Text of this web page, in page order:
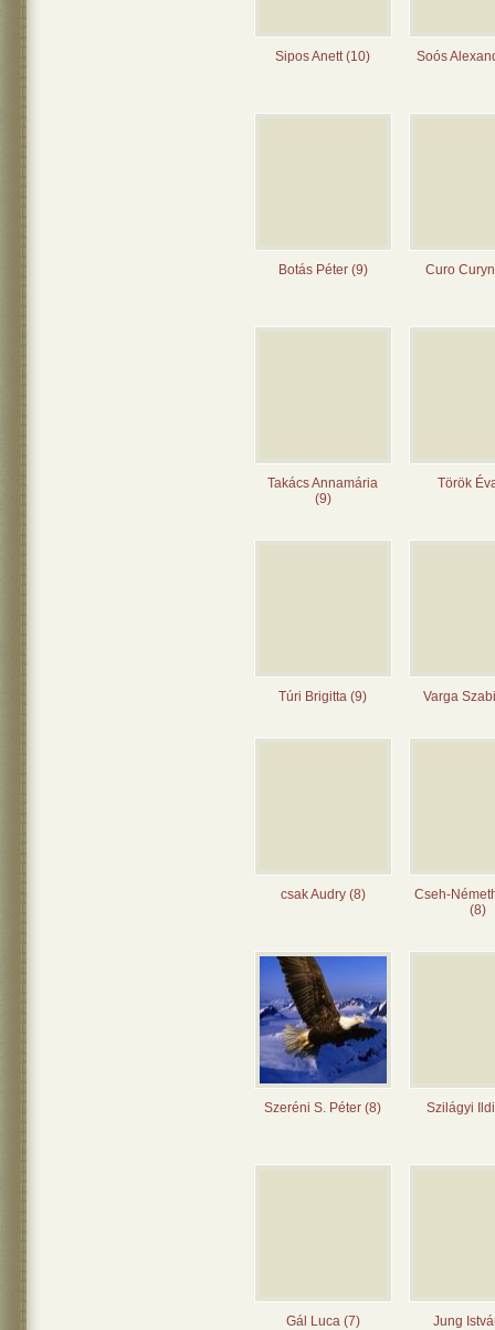
Sipos Anett (10) Soós
Botás Péter (9) Curo
Takács Annamária
(9)
Török
Túri Brigitta (9) Varga
csak Audry (8)
Cseh-
(8)
Szeréni S. Péter (8) Szilágyi
Gál Luca (7) Jung